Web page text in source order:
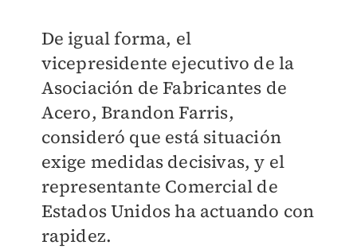
De igual forma, el
vicepresidente ejecutivo de la
Asociación de Fabricantes de
Acero, Brandon Farris,
consideró que está situación
exige medidas decisivas, y el
representante Comercial de
Estados Unidos ha actuando con
rapidez.